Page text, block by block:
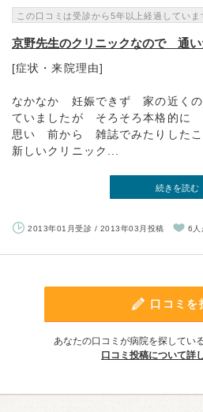
この口コミは受診から5年以上経過していま
京野先生のクリニックなので 通い
[症状・来院理由]
なかなか 妊娠できず 家の近く
ていましたが そろそろ本格的に
思い 前から 雑誌でみたりした
新しいクリニック...
続きを読む
2013年01月受診 / 2013年03月投稿 6人
口コミを
あなたの口コミが病院を探してい
口コミ投稿について詳